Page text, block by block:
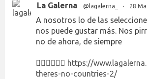
La Galerna @lagalerna_ · 28
A nosotros lo de las
nos puede gustar más. Nos
no de ahora, de siempre
👉🏻👉🏻👉🏻 https://
theres-no-countries-2/